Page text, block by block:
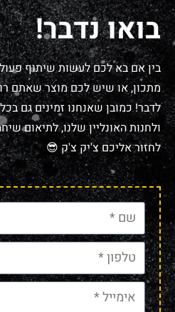
בואו נדבר!
בין אם בא לכם לעשות שיתוף
מתכון, או שיש לכם מוצר שאתם
לדבר! כמובן שאנחנו זמינים גם
ולחנות האונליין שלנו, לתיאום
לחזור אליכם צ'יק צ'ק 😎